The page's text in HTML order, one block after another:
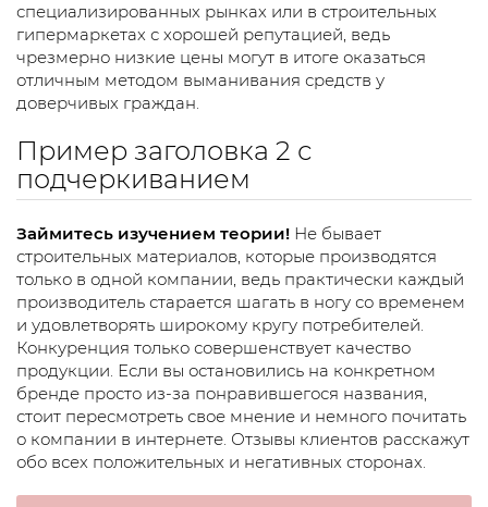
специализированных рынках или в строительных
гипермаркетах с хорошей репутацией, ведь
чрезмерно низкие цены могут в итоге оказаться
отличным методом выманивания средств у
доверчивых граждан.
Пример заголовка 2 с
подчеркиванием
Займитесь изучением теории! Не бывает
строительных материалов, которые производятся
только в одной компании, ведь практически каждый
производитель старается шагать в ногу со временем
и удовлетворять широкому кругу потребителей.
Конкуренция только совершенствует качество
продукции. Если вы остановились на конкретном
бренде просто из-за понравившегося названия,
стоит пересмотреть свое мнение и немного почитать
о компании в интернете. Отзывы клиентов расскажут
обо всех положительных и негативных сторонах.